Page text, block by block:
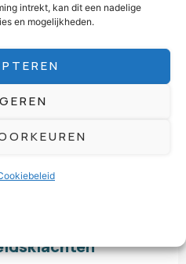
intrekt, kan dit een nadelige
en mogelijkheden.